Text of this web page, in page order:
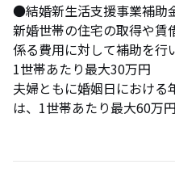
●結婚新生活支援事業補助
新婚世帯の住宅の取得や賃
係る費用に対して補助を行
1世帯あたり最大30万円
夫婦ともに婚姻日におけ
は、1世帯あたり最大60万円